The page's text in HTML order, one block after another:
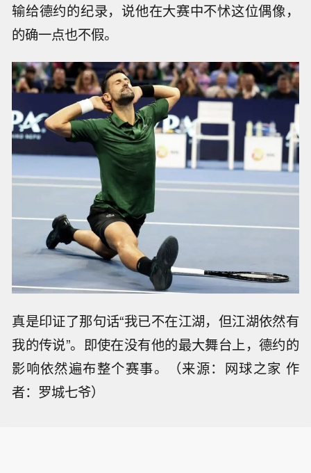
输给德约的纪录，说他在大赛中不怵这位偶像，
的确一点也不假。
真是印证了那句话“我已不在江湖，但江湖依然有
我的传说”。即使在没有他的最大舞台上，德约的
影响依然遍布整个赛事。（来源：网球之家 作
者：罗城七爷）